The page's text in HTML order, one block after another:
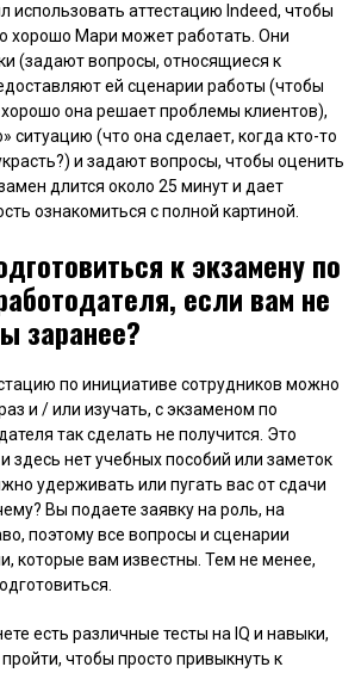
использовать аттестацию Indeed, чтобы
хорошо Мари может работать. Они
(задают вопросы, относящиеся к
ей сценарии работы (чтобы
хорошо она решает проблемы клиентов),
ситуацию (что она сделает, когда кто-то
и задают вопросы, чтобы оценить
длится около 25 минут и дает
ознакомиться с полной картиной.
к экзамену по
если вам не
заранее?
по инициативе сотрудников можно
и / или изучать, с экзаменом по
так сделать не получится. Это
здесь нет учебных пособий или заметок
удерживать или пугать вас от сдачи
Вы подаете заявку на роль, на
поэтому все вопросы и сценарии
которые вам известны. Тем не менее,
есть различные тесты на IQ и навыки,
чтобы просто привыкнуть к